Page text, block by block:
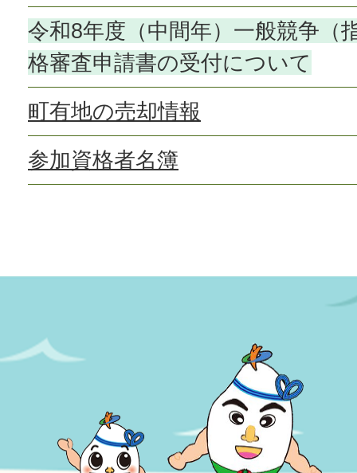
令和8年度（中間年）一般競争（
格審査申請書の受付について
町有地の売却情報
参加資格者名簿